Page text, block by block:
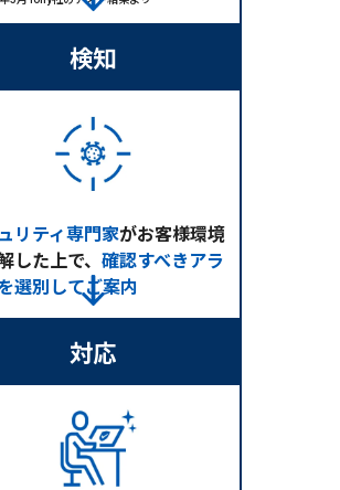
検知
リティ専門家がお客様環境
した上で、 確認すべきアラ
選別してご案内
対応